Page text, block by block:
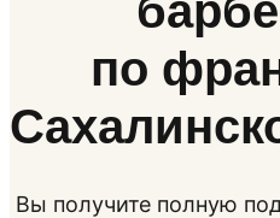
по
Вы получите полную